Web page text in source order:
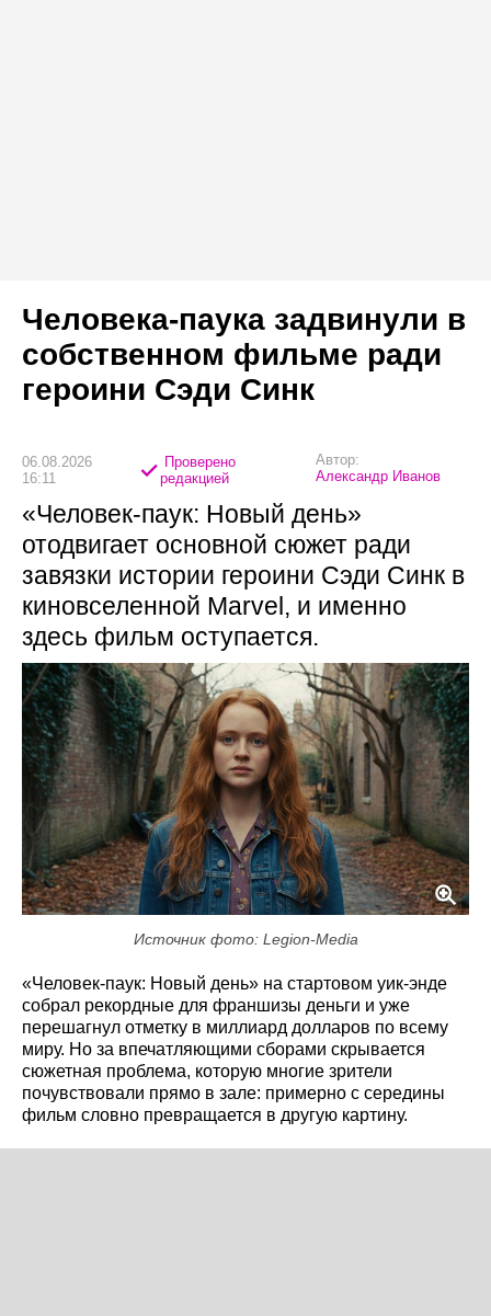
Человека-паука задвинули в
собственном фильме ради
героини Сэди Синк
06.08.2026
16:11
Проверено
редакцией
Автор:
Александр Иванов
«Человек-паук: Новый день»
отодвигает основной сюжет ради
завязки истории героини Сэди Синк в
киновселенной Marvel, и именно
здесь фильм оступается.
Источник фото: Legion-Media
«Человек-паук: Новый день» на стартовом уик-энде
собрал рекордные для франшизы деньги и уже
перешагнул отметку в миллиард долларов по всему
миру. Но за впечатляющими сборами скрывается
сюжетная проблема, которую многие зрители
почувствовали прямо в зале: примерно с середины
фильм словно превращается в другую картину.